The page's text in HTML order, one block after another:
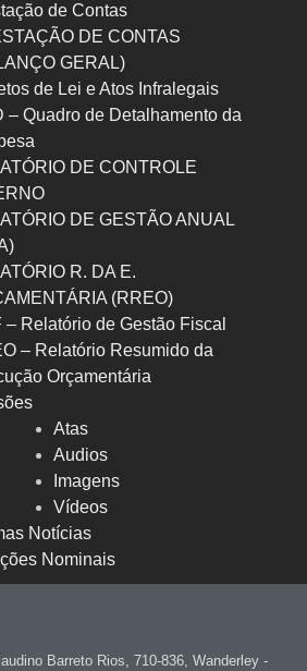
de Contas
DE CONTAS
GERAL)
de Lei e Atos Infralegais
– Quadro de Detalhamento da
DE CONTROLE
DE GESTÃO ANUAL
R. DA E.
(RREO)
– Relatório de Gestão Fiscal
– Relatório Resumido da
Orçamentária
Atas
Audios
Imagens
Vídeos
Notícias
Nominais
Barreto Rios, 710-836, Wanderley -